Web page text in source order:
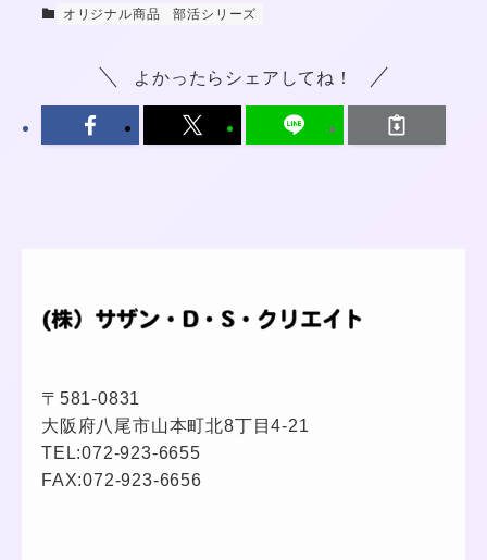
オリジナル商品 部活シリーズ
よかったらシェアしてね！
〒581-0831
大阪府八尾市山本町北8丁目4-21
TEL:072-923-6655
FAX:072-923-6656